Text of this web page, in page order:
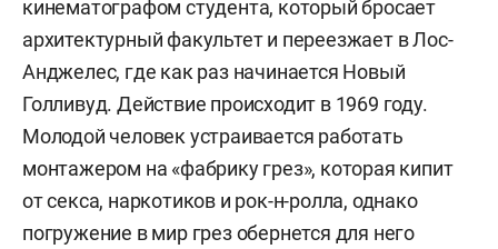
кинематографом студента, который бросает
архитектурный факультет и переезжает в Лос-
Анджелес, где как раз начинается Новый
Голливуд. Действие происходит в 1969 году.
Молодой человек устраивается работать
монтажером на «фабрику грез», которая кипит
от секса, наркотиков и рок-н-ролла, однако
погружение в мир грез обернется для него